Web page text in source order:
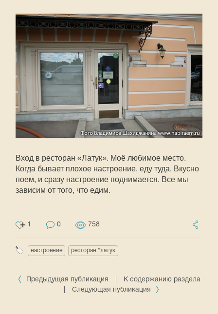
Вход в ресторан «Латук». Моё любимое место.
Когда бывает плохое настроение, еду туда. Вкусно
поем, и сразу настроение поднимается. Все мы
зависим от того, что едим.
1 0 758
настроение ресторан "латук
Предыдущая публикация
К содержанию раздела
Следующая публикация